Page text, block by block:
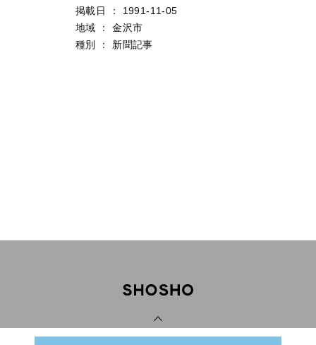
掲載日
：
1991-11-05
地域
：
金沢市
種別
： 新聞記事